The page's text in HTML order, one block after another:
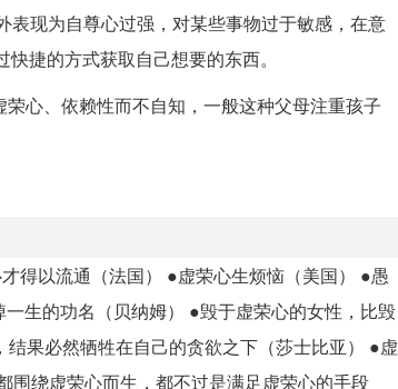
现为自尊心过强，对某些事物过于敏感，在意
捷的方式获取自己想要的东西。
心、依赖性而不自知，一般这种父母注重孩子
得以流通（法国） ●虚荣心生烦恼（美国） ●愚
生的功名（贝纳姆） ●毁于虚荣心的女性，比毁
果必然牺牲在自己的贪欲之下（莎士比亚） ●虚
围绕虚荣心而生，都不过是满足虚荣心的手段